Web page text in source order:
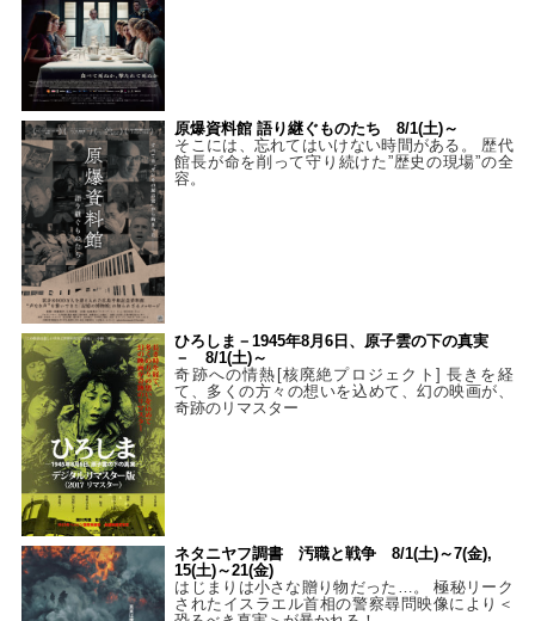
原爆資料館 語り継ぐものたち 8/1(土)～
そこには、忘れてはいけない時間がある。 歴代
館長が命を削って守り続けた”歴史の現場”の全
容。
ひろしま－1945年8月6日、原子雲の下の真実
－ 8/1(土)～
奇跡への情熱[核廃絶プロジェクト] 長きを経
て、多くの方々の想いを込めて、幻の映画が、
奇跡のリマスター
ネタニヤフ調書 汚職と戦争 8/1(土)～7(金),
15(土)～21(金)
はじまりは小さな贈り物だった…。 極秘リーク
されたイスラエル首相の警察尋問映像により＜